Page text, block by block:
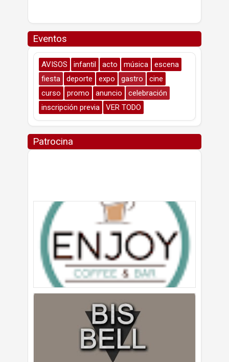
Eventos
AVISOS infantil acto música
escena
fiesta
deporte expo gastro
cine
curso
promo anuncio
celebración
inscripción previa
VER TODO
Patrocina